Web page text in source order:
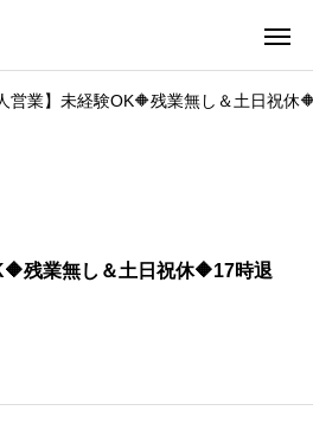
営業】未経験OK🔶残業無し＆土日祝休
残業無し＆土日祝休🔶17時退